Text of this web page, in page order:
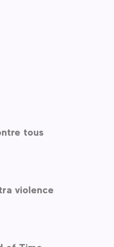
tous
violence